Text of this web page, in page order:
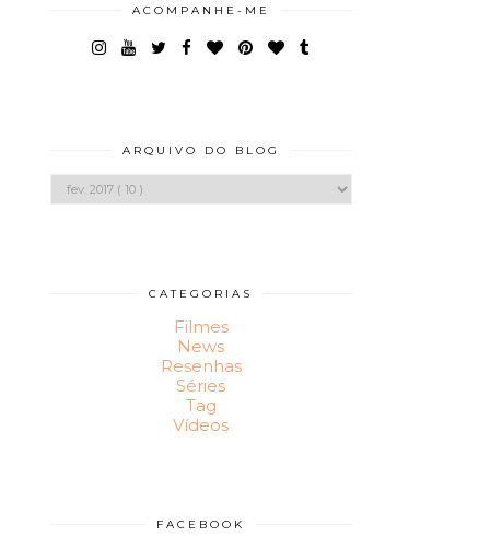
ACOMPANHE-ME
ARQUIVO DO BLOG
CATEGORIAS
Filmes
News
Resenhas
Séries
Tag
Vídeos
FACEBOOK